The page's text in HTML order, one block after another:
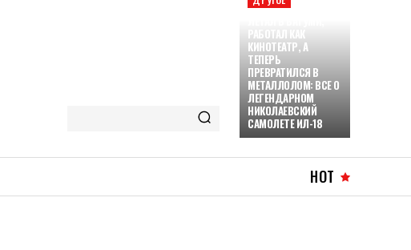
РАБОТАЛ КАК
КИНОТЕАТР, А
ТЕПЕРЬ
ПРЕВРАТИЛСЯ В
МЕТАЛЛОЛОМ: ВСЕ О
ЛЕГЕНДАРНОМ
НИКОЛАЕВСКИЙ
САМОЛЕТЕ ИЛ-18
HOT